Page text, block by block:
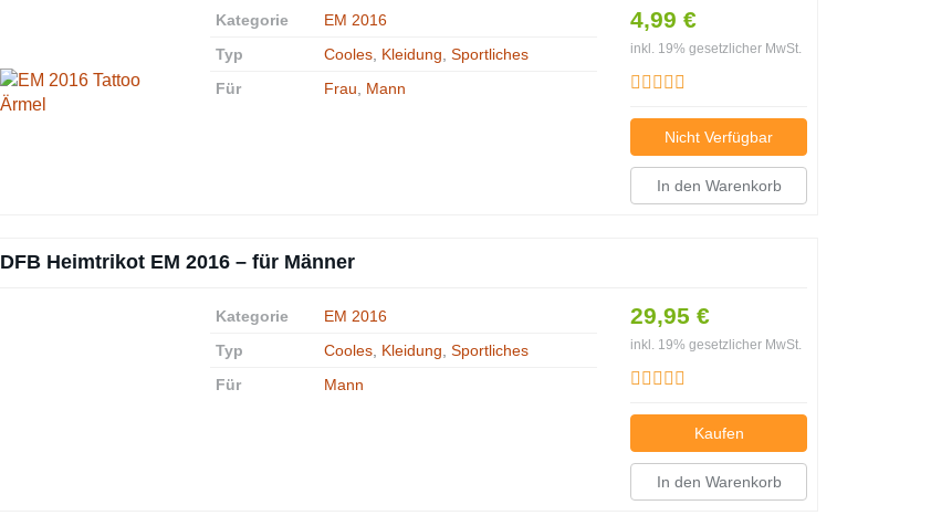
4,99 €
inkl. 19% gesetzlicher MwSt.
Nicht Verfügbar
In den Warenkorb
Kategorie
EM 2016
Typ
Cooles Kleidung Sportliches
Für
Frau Mann
DFB Heimtrikot EM 2016 – für Männer
29,95 €
inkl. 19% gesetzlicher MwSt.
Kaufen
In den Warenkorb
Kategorie
EM 2016
Typ
Cooles Kleidung Sportliches
Für
Mann